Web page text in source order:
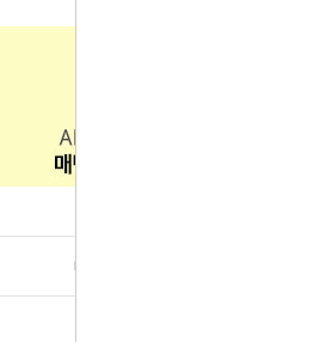
배송/반품/교환